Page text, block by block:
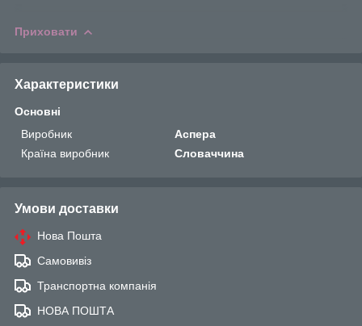
Приховати
Характеристики
Основні
Виробник
Аспера
Країна виробник
Словаччина
Умови доставки
Нова Пошта
Самовивіз
Транспортна компанія
НОВА ПОШТА